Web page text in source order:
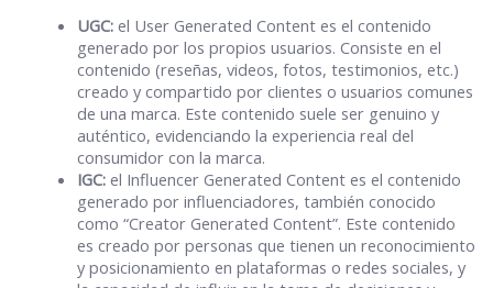
UGC: el User Generated Content es el contenido
generado por los propios usuarios. Consiste en el
contenido (reseñas, videos, fotos, testimonios, etc.)
creado y compartido por clientes o usuarios comunes
de una marca. Este contenido suele ser genuino y
auténtico, evidenciando la experiencia real del
consumidor con la marca.
IGC: el Influencer Generated Content es el contenido
generado por influenciadores, también conocido
como “Creator Generated Content”. Este contenido
es creado por personas que tienen un reconocimiento
y posicionamiento en plataformas o redes sociales, y